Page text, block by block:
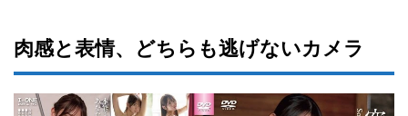
肉感と表情、どちらも逃げないカメラ